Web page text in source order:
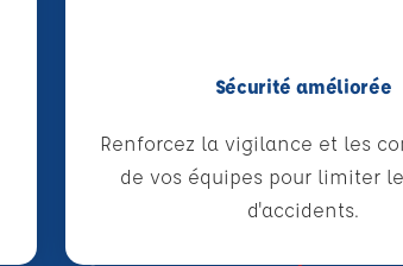
Sécurité améliorée
Renforcez la vigilance et les
de vos équipes pour limiter
d'accidents.